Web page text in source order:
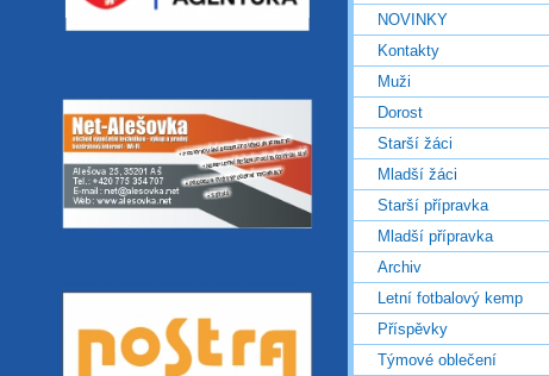
NOVINKY
Kontakty
Muži
Dorost
Starší žáci
Mladší žáci
Starší přípravka
Mladší přípravka
Archiv
Letní fotbalový kemp
Příspěvky
Týmové oblečení